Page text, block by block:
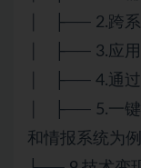
│ ├── 2.跨系
│ ├── 3.应用
│ ├── 4.通过
│ ├── 5.一键
和情报系统为